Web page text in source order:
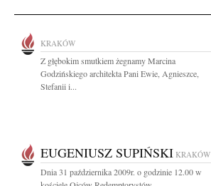
KRAKÓW
Z głębokim smutkiem żegnamy Marcina
Godzińskiego architekta Pani Ewie, Agnieszce,
Stefanii i...
EUGENIUSZ SUPIŃSKI KRAKÓW
Dnia 31 października 2009r. o godzinie 12.00 w